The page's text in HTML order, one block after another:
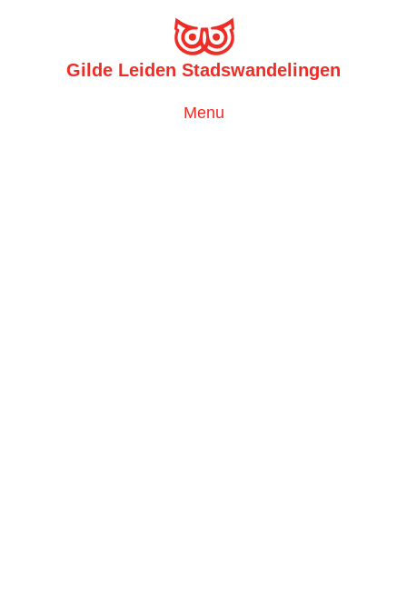
Gilde Leiden Stadswandelingen
Toggle
Menu